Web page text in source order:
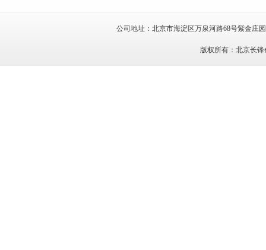
公司地址：北京市海淀区万泉河路68号紫金庄
版权所有：北京长